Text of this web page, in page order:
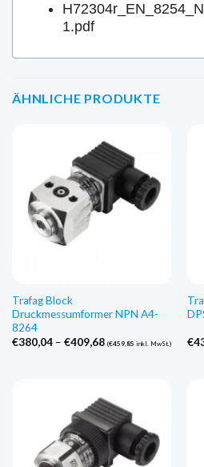
1.pdf
ÄHNLICHE PRODUKTE
Trafag Block
Druckmessumformer NPN A4-
8264
€380,04 – €409,68Preisspanne:
(€459,85 inkl. MwSt.) €